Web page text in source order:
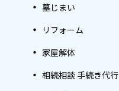
墓じまい
リフォーム
家屋解体
相続相談 手続き代行